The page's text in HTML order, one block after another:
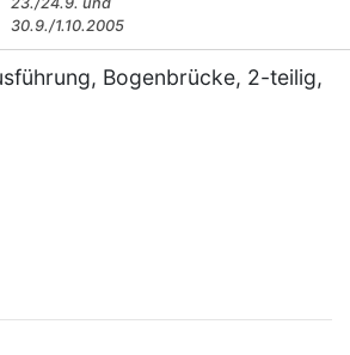
30.9./1.10.2005
Bogenbrücke, 2-teilig,